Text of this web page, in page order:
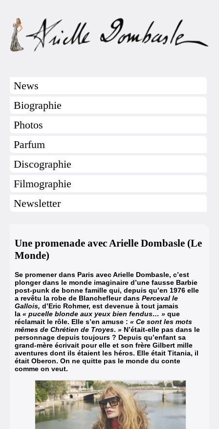
News
Biographie
Photos
Parfum
Discographie
Filmographie
Newsletter
Une promenade avec Arielle Dombasle (Le
Monde)
Se promener dans Paris avec Arielle Dombasle, c’est
plonger dans le monde imaginaire d’une fausse Barbie
post-punk de bonne famille qui, depuis qu’en 1976 elle
a revêtu la robe de Blanchefleur dans Perceval le
Gallois, d’Eric Rohmer, est devenue à tout jamais
la « pucelle blonde aux yeux bien fendus… » que
réclamait le rôle. Elle s’en amuse : « Ce sont les mots
mêmes de Chrétien de Troyes. » N’était-elle pas dans le
personnage depuis toujours ? Depuis qu’enfant sa
grand-mère écrivait pour elle et son frère Gilbert mille
aventures dont ils étaient les héros. Elle était Titania, il
était Oberon. On ne quitte pas le monde du conte
comme on veut.